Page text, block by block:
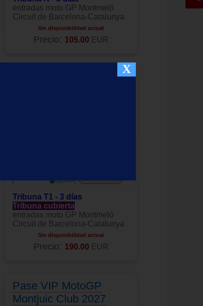
X
entradas moto GP Montmeló
Circuit de Barcelona-Catalunya
Sin disponibilidad actual
Precio: 105.00 EUR
Tribuna T1 - 3 días
Tribuna cubierta
entradas moto GP Montmeló
Circuit de Barcelona-Catalunya
Sin disponibilidad actual
Precio: 190.00 EUR
Pase VIP MotoGP
Montjuic Club 2027